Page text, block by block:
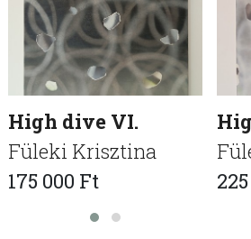
High dive VI.
Füleki Krisztina
175 000 Ft